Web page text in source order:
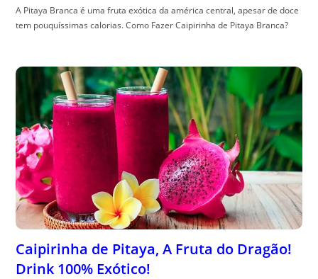
A Pitaya Branca é uma fruta exótica da américa central, apesar de doce
tem pouquíssimas calorias. Como Fazer Caipirinha de Pitaya Branca?
Caipirinha de Pitaya, A Fruta do Dragão!
Drink 100% Exótico!